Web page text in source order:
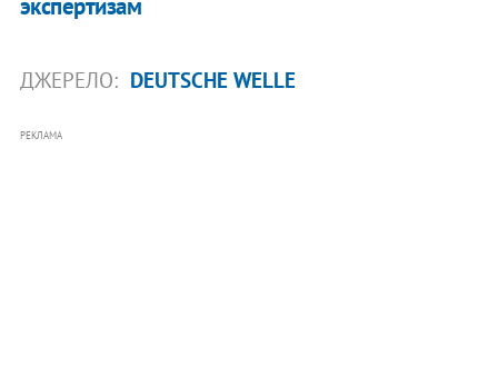
экспертизам
ДЖЕРЕЛО: DEUTSCHE WELLE
РЕКЛАМА